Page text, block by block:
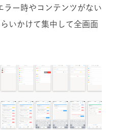
ラー時やコンテンツがない
いかけて集中して全画面